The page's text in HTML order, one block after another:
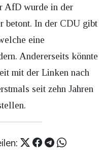
AfD wurde in der
betont. In der CDU gibt
eine
Andererseits könnte
mit der Linken nach
seit zehn Jahren